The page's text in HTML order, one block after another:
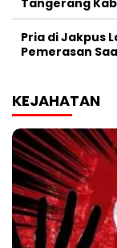
Pria di Jakpus
Pemerasan
KEJAHATAN